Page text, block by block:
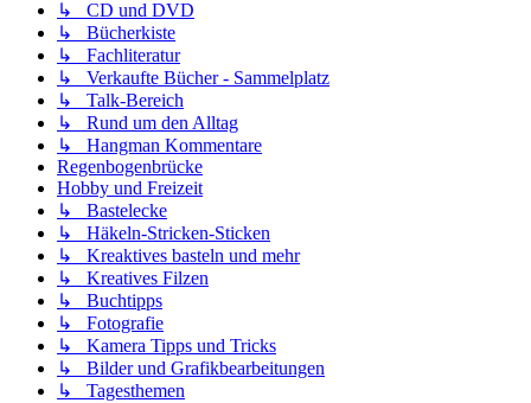
↳ CD und DVD
↳ Bücherkiste
↳ Fachliteratur
↳ Verkaufte Bücher - Sammelplatz
↳ Talk-Bereich
↳ Rund um den Alltag
↳ Hangman Kommentare
Regenbogenbrücke
Hobby und Freizeit
↳ Bastelecke
↳ Häkeln-Stricken-Sticken
↳ Kreaktives basteln und mehr
↳ Kreatives Filzen
↳ Buchtipps
↳ Fotografie
↳ Kamera Tipps und Tricks
↳ Bilder und Grafikbearbeitungen
↳ Tagesthemen